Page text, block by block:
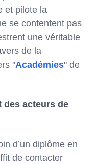
et pilote la
se contentent pas
une véritable
de la
"Académies" de
des acteurs de
d’un diplôme en
de contacter